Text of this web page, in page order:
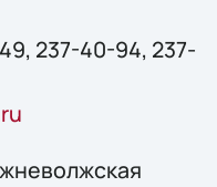
237-40-94, 237-